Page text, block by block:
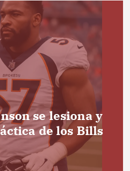
se lesiona y
de los Bills